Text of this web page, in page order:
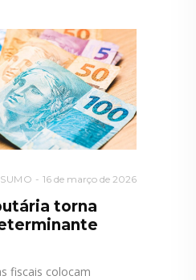
16 de março de 2026
torna
fiscais colocam